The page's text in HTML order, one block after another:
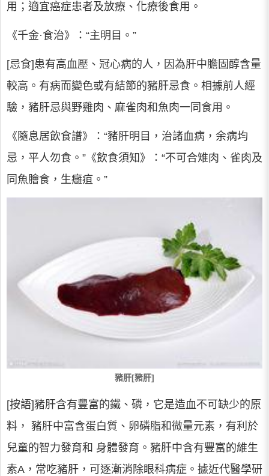
用；適宜癌症患者及放療、化療後食用。
《千金·食治》：“主明目。”
[忌食]患有高血壓、冠心病的人，因為肝中膽固醇含量
較高。有病而變色或有結節的豬肝忌食。相據前人經
驗，豬肝忌與野雞肉、麻雀肉和魚肉一同食用。
《隨息居飲食譜》：“豬肝明目，治諸血病，余病均
忌，平人勿食。”《飲食須知》：“不可合雉肉、雀肉及
同魚膾食，生癰疽。”
豬肝[豬肝]
[按語]豬肝含有豐富的鐵、磷，它是造血不可缺少的原
料， 豬肝中富含蛋白質、卵磷脂和微量元素，有利於
兒童的智力發育和 身體發育。豬肝中含有豐富的維生
素A，常吃豬肝，可逐漸消除眼科病症。據近代醫學研